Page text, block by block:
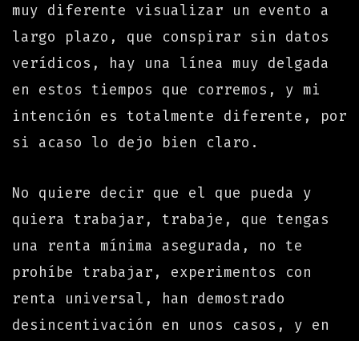
muy diferente visualizar un evento a
largo plazo, que conspirar sin datos
verídicos, hay una línea muy delgada
en estos tiempos que corremos, y mi
intención es totalmente diferente, por
si acaso lo dejo bien claro.
No quiere decir que el que pueda y
quiera trabajar, trabaje, que tengas
una renta mínima asegurada, no te
prohíbe trabajar, experimentos con
renta universal, han demostrado
desincentivación en unos casos, y en